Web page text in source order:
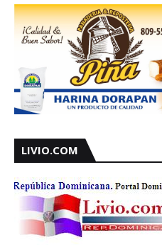
LIVIO.COM